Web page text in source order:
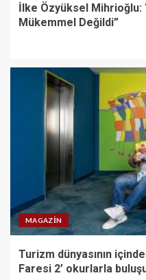
İlke Özyüksel Mihrioğlu:
Mükemmel Değildi”
MAGAZIN
Turizm dünyasının
Faresi 2’ okurlarla